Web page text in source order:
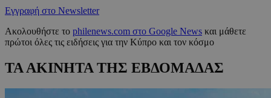
Εγγραφή στο Newsletter
Ακολουθήστε το philenews.com στο Google News και μάθετε
πρώτοι όλες τις ειδήσεις για την Κύπρο και τον κόσμο
ΤΑ ΑΚΙΝΗΤΑ ΤΗΣ ΕΒΔΟΜΑΔΑΣ